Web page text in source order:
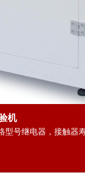
机
型号继电器，接触器